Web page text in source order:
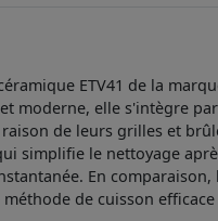
ETV41 de la
moderne, elle s'intègre
de leurs grilles et
simplifie le nettoyage
En
de cuisson